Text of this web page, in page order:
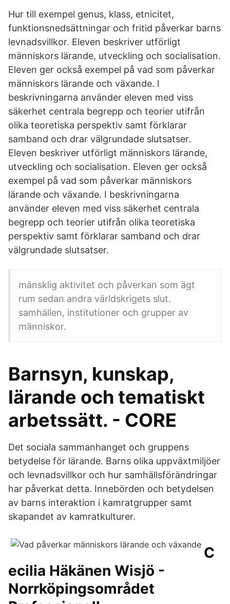
Hur till exempel genus, klass, etnicitet,
funktionsnedsättningar och fritid påverkar barns
levnadsvillkor. Eleven beskriver utförligt
människors lärande, utveckling och socialisation.
Eleven ger också exempel på vad som påverkar
människors lärande och växande. I
beskrivningarna använder eleven med viss
säkerhet centrala begrepp och teorier utifrån
olika teoretiska perspektiv samt förklarar
samband och drar välgrundade slutsatser.
Eleven beskriver utförligt människors lärande,
utveckling och socialisation. Eleven ger också
exempel på vad som påverkar människors
lärande och växande. I beskrivningarna
använder eleven med viss säkerhet centrala
begrepp och teorier utifrån olika teoretiska
perspektiv samt förklarar samband och drar
välgrundade slutsatser.
mänsklig aktivitet och påverkan som ägt
rum sedan andra världskrigets slut.
samhällen, institutioner och grupper av
människor.
Barnsyn, kunskap,
lärande och tematiskt
arbetssätt. - CORE
Det sociala sammanhanget och gruppens
betydelse för lärande. Barns olika uppväxtmiljöer
och levnadsvillkor och hur samhällsförändringar
har påverkat detta. Innebörden och betydelsen
av barns interaktion i kamratgrupper samt
skapandet av kamratkulturer.
C
ecilia Häkänen Wisjö -
Norrköpingsområdet